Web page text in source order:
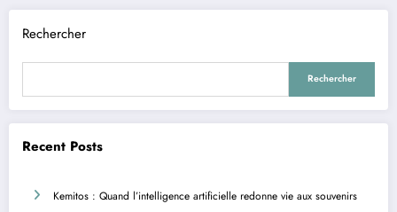
Rechercher
Rechercher
Recent Posts
Kemitos : Quand l’intelligence artificielle redonne vie aux souvenirs